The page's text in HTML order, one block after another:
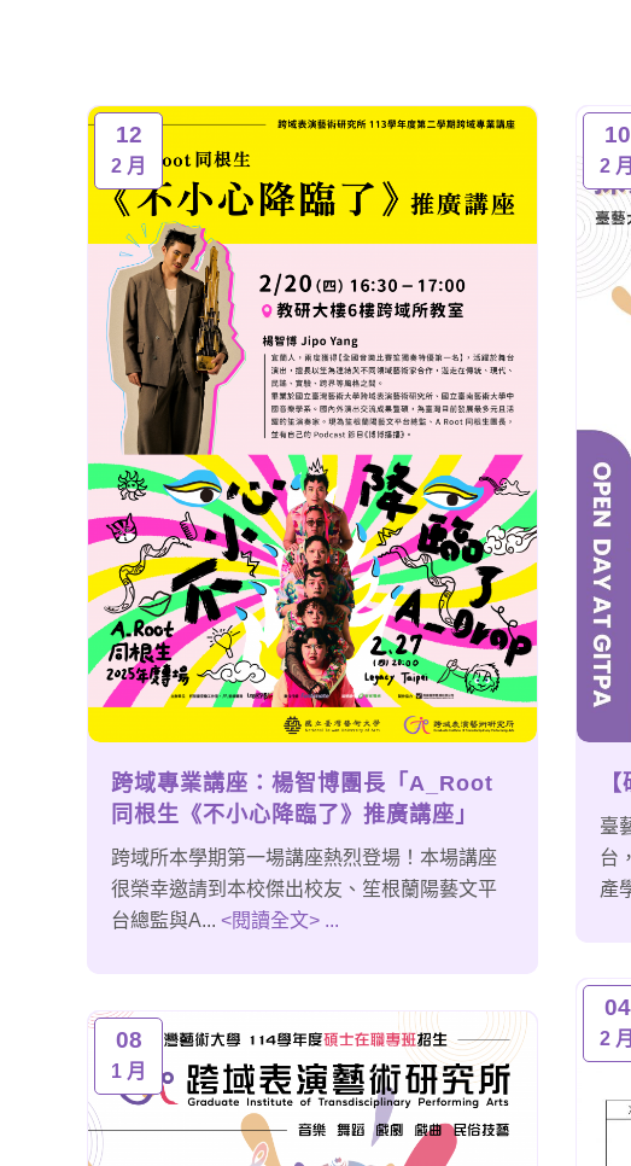
12
2 月
跨域專業講座：楊智博團長「A_Root
同根生《不小心降臨了》推廣講座」
跨域所本學期第一場講座熱烈登場！本場講座
很榮幸邀請到本校傑出校友、笙根蘭陽藝文平
台總監與A... <閱讀全文> ...
10
2 月
臺
台
產
04
2 月
08
1 月